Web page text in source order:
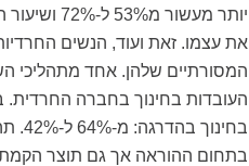
יותר
את עצמו. זאת ועוד, הנשים
המסורתיים שלהן. אחד מתהליכי
בתחום ההוראה אך גם תוצר